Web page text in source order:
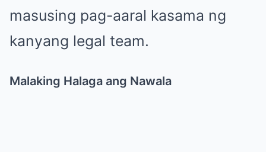
masusing pag-aaral kasama ng
kanyang legal team.
Malaking Halaga ang Nawala